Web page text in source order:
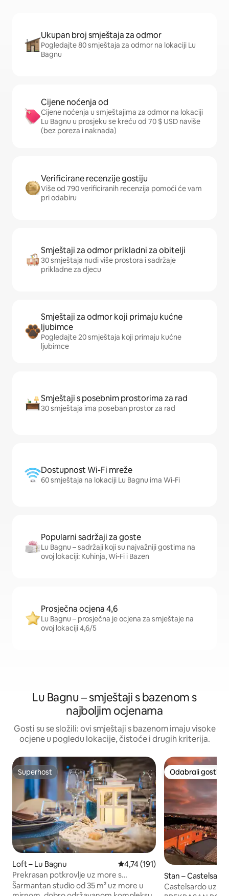
Ukupan broj smještaja za odmor
Pogledajte 80 smještaja za odmor na lokaciji Lu
Bagnu
Cijene noćenja od
Cijene noćenja u smještajima za odmor na lokaciji
Lu Bagnu u prosjeku se kreću od 70 $ USD naviše
(bez poreza i naknada)
Verificirane recenzije gostiju
Više od 790 verificiranih recenzija pomoći će vam
pri odabiru
Smještaji za odmor prikladni za obitelji
30 smještaja nudi više prostora i sadržaje
prikladne za djecu
Smještaji za odmor koji primaju kućne
ljubimce
Pogledajte 20 smještaja koji primaju kućne
ljubimce
Smještaji s posebnim prostorima za rad
30 smještaja ima poseban prostor za rad
Dostupnost Wi-Fi mreže
60 smještaja na lokaciji Lu Bagnu ima Wi-Fi
Popularni sadržaji za goste
Lu Bagnu – sadržaji koji su najvažniji gostima na
ovoj lokaciji: Kuhinja, Wi-Fi i Bazen
Prosječna ocjena 4,6
Lu Bagnu – prosječna je ocjena za smještaje na
ovoj lokaciji 4,6/5
Lu Bagnu – smještaji s bazenom s
najboljim ocjenama
Gosti su se složili: ovi smještaji s bazenom imaju visoke
ocjene u pogledu lokacije, čistoće i drugih kriterija.
Superhost
Superhost
Loft – Lu Bagnu Prosječna ocjena: 4,74/5,
4,74 (191)
Prekrasan potkrovlje uz more s
bazenom
Šarmantan studio od 35 m² uz more u
Odabrali gosti
Odabrali gosti
Stan –
Castelsardo uz